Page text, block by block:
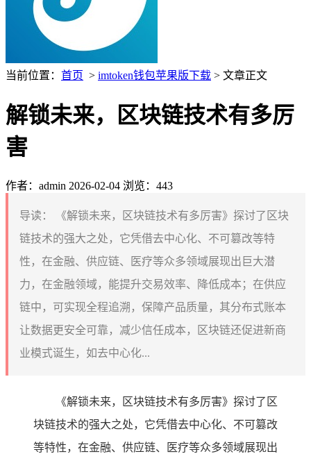
当前位置： 首页 > imtoken钱包苹果版下载 > 文章正文
解锁未来，区块链技术有多厉
害
作者：admin 2026-02-04 浏览：443
导读：
《解锁未来，区块链技术有多厉害》探讨了区块
链技术的强大之处，它凭借去中心化、不可篡改等特
性，在金融、供应链、医疗等众多领域展现出巨大潜
力，在金融领域，能提升交易效率、降低成本；在供应
链中，可实现全程追溯，保障产品质量，其分布式账本
让数据更安全可靠，减少信任成本，区块链还促进新商
业模式诞生，如去中心化...
《解锁未来，区块链技术有多厉害》探讨了区
块链技术的强大之处，它凭借去中心化、不可篡改
等特性，在金融、供应链、医疗等众多领域展现出